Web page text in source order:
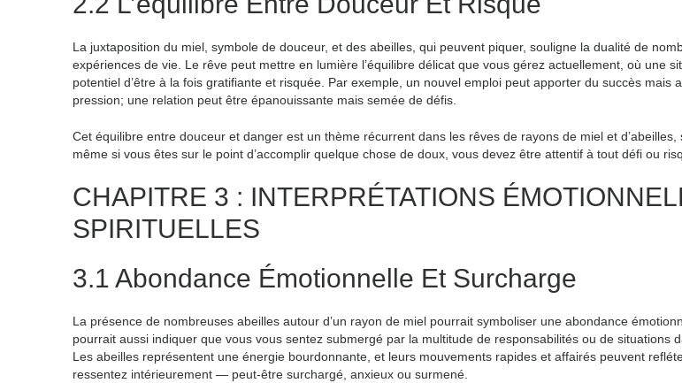
La juxtaposition du miel, symbole de douceur, et des abeilles, qui peuvent piquer, souligne la dualité de
expériences de vie. Le rêve peut mettre en lumière l’équilibre délicat que vous gérez actuellement, où une
potentiel d’être à la fois gratifiante et risquée. Par exemple, un nouvel emploi peut apporter du succès mais
pression; une relation peut être épanouissante mais semée de défis.
Cet équilibre entre douceur et danger est un thème récurrent dans les rêves de rayons de miel et d’abeilles,
même si vous êtes sur le point d’accomplir quelque chose de doux, vous devez être attentif à tout défi ou
CHAPITRE 3 : INTERPRÉTATIONS
SPIRITUELLES
3.1 Abondance Émotionnelle Et Surcharge
La présence de nombreuses abeilles autour d’un rayon de miel pourrait symboliser une abondance
pourrait aussi indiquer que vous vous sentez submergé par la multitude de responsabilités ou de situations
Les abeilles représentent une énergie bourdonnante, et leurs mouvements rapides et affairés peuvent
ressentez intérieurement — peut-être surchargé, anxieux ou surmené.